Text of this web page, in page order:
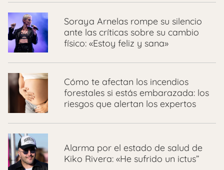
Soraya Arnelas rompe su silencio
ante las críticas sobre su cambio
físico: «Estoy feliz y sana»
Cómo te afectan los incendios
forestales si estás embarazada: los
riesgos que alertan los expertos
Alarma por el estado de salud de
Kiko Rivera: «He sufrido un ictus”